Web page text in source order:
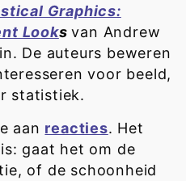
Graphics:
Looks van Andrew
De auteurs beweren
voor beeld,
statistiek.
aan reacties. Het
gaat het om de
of de schoonheid